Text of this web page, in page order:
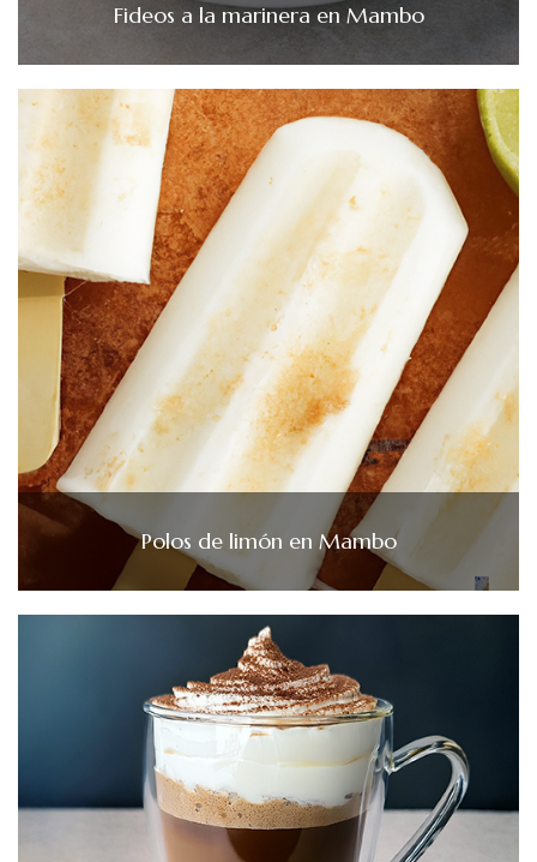
Fideos a la marinera en Mambo
Polos de limón en Mambo